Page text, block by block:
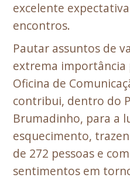
excelente
encontros.
Pautar assuntos de
extrema importância
Oficina de
contribui, dentro do
Brumadinho, para a
esquecimento,
de 272 pessoas e
sentimentos em